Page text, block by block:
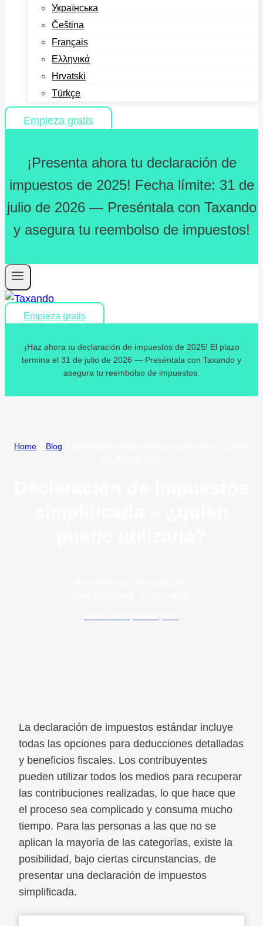
Українська
Čeština
Français
Ελληνικά
Hrvatski
Türkçe
Empieza gratis
¡Presenta ahora tu declaración de
impuestos de 2025! Fecha límite: 31 de
julio de 2026 — Preséntala con Taxando
y asegura tu reembolso de impuestos!
Empieza gratis
¡Haz ahora tu declaración de impuestos de 2025! El plazo
termina el 31 de julio de 2026 — Preséntala con Taxando y
asegura tu reembolso de impuestos.
Home Blog
La declaración de impuestos estándar incluye
todas las opciones para deducciones detalladas
y beneficios fiscales. Los contribuyentes
pueden utilizar todos los medios para recuperar
las contribuciones realizadas, lo que hace que
el proceso sea complicado y consuma mucho
tiempo. Para las personas a las que no se
aplican la mayoría de las categorías, existe la
posibilidad, bajo ciertas circunstancias, de
presentar una declaración de impuestos
simplificada.